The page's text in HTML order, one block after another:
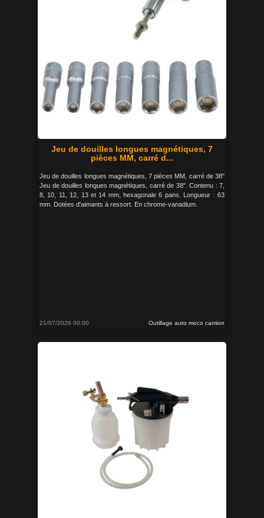
Jeu de douilles longues magnétiques, 7
pièces MM, carré d...
Jeu de douilles longues magnétiques, 7 pièces MM, carré de 38"
Jeu de douilles longues magnétiques, carré de 38". Contenu : 7,
8, 10, 11, 12, 13 et 14 mm, hexagonale 6 pans. Longueur : 63
mm. Dotées d'aimants à ressort. En chrome-vanadium.
21/07/2026 00:00 Outillage auto moco camion